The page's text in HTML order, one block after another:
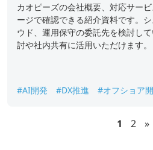
カオピーズの会社概要、対応サー
ージで確認できる紹介資料です。
ウド、運用保守の委託先を検討し
討や社内共有に活用いただけます。
#AI開発 #DX推進 #オフショア
1 2 »